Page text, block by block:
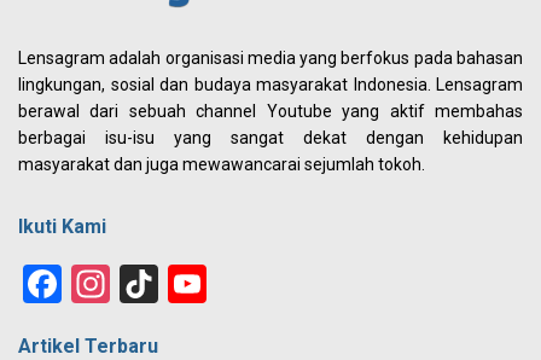
Lensagram adalah organisasi media yang berfokus pada bahasan
lingkungan, sosial dan budaya masyarakat Indonesia. Lensagram
berawal dari sebuah channel Youtube yang aktif membahas
berbagai isu-isu yang sangat dekat dengan kehidupan
masyarakat dan juga mewawancarai sejumlah tokoh.
Ikuti Kami
Facebook
Instagram
TikTok
Artikel Terbaru